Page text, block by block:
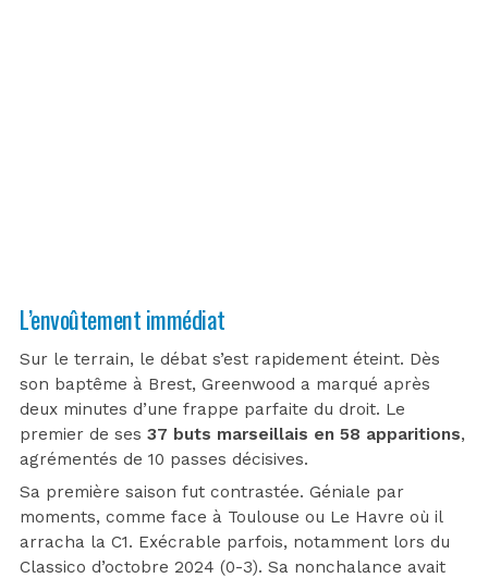
L’envoûtement immédiat
Sur le terrain, le débat s’est rapidement éteint. Dès
son baptême à Brest, Greenwood a marqué après
deux minutes d’une frappe parfaite du droit. Le
premier de ses 37 buts marseillais en 58 apparitions,
agrémentés de 10 passes décisives.
Sa première saison fut contrastée. Géniale par
moments, comme face à Toulouse ou Le Havre où il
arracha la C1. Exécrable parfois, notamment lors du
Classico d’octobre 2024 (0-3). Sa nonchalance avait